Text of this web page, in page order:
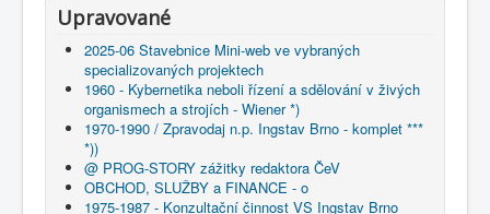
Upravované
2025-06 Stavebnice Mini-web ve vybraných
specializovaných projektech
1960 - Kybernetika neboli řízení a sdělování v živých
organismech a strojích - Wiener *)
1970-1990 / Zpravodaj n.p. Ingstav Brno - komplet ***
*))
@ PROG-STORY zážitky redaktora ČeV
OBCHOD, SLUŽBY a FINANCE - o
1975-1987 - Konzultační činnost VS Ingstav Brno